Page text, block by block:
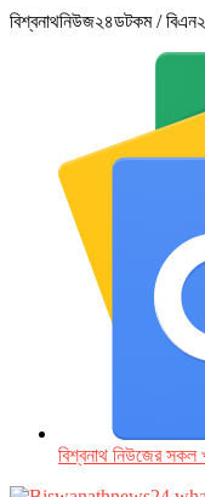
বিশ্বনাথনিউজ২৪ডটকম /
বিশ্বনাথ নিউজের